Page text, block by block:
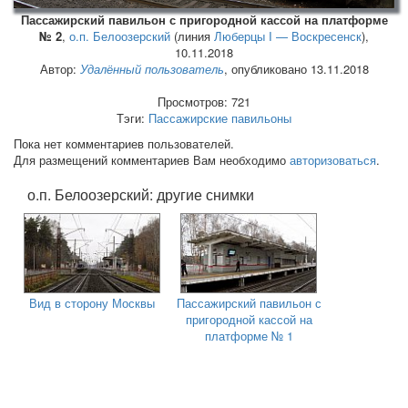
Пассажирский павильон с пригородной кассой на платформе
№ 2, о.п. Белоозерский (линия Люберцы I — Воскресенск),
10.11.2018
Автор: Удалённый пользователь, опубликовано 13.11.2018
Просмотров: 721
Тэги: Пассажирские павильоны
Пока нет комментариев пользователей.
Для размещений комментариев Вам необходимо авторизоваться.
о.п. Белоозерский: другие снимки
Вид в сторону Москвы
Пассажирский павильон с
пригородной кассой на
платформе № 1